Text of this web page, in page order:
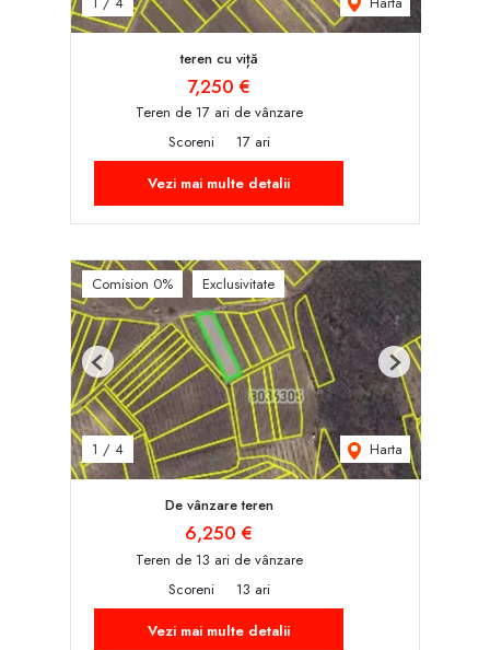
teren cu viță
7,250 €
Teren de 17 ari de vânzare
Scoreni
17 ari
Vezi mai multe detalii
Comision 0% Exclusivitate
1 / 4 Harta
Previous Next
De vânzare teren
6,250 €
Teren de 13 ari de vânzare
Scoreni
13 ari
Vezi mai multe detalii